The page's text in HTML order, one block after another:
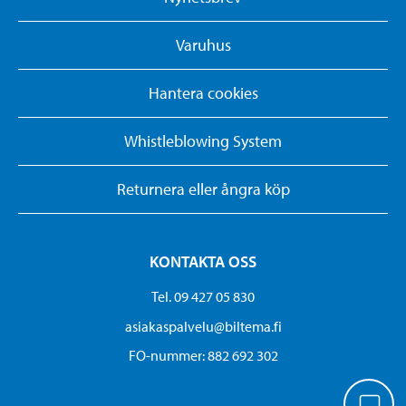
Varuhus
Hantera cookies
Whistleblowing System
Returnera eller ångra köp
KONTAKTA OSS
Tel. 09 427 05 830
asiakaspalvelu@biltema.fi
FO-nummer:​ 882 692 302